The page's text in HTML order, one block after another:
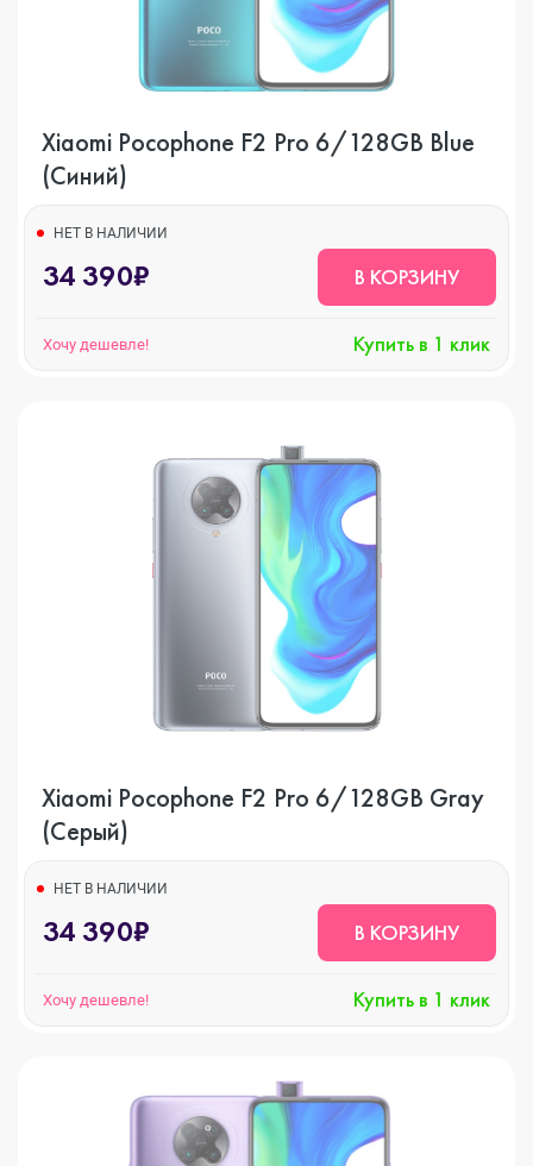
Xiaomi Pocophone F2 Pro 6/128GB Blue
(Синий)
НЕТ В НАЛИЧИИ
34 390₽ В КОРЗИНУ
Хочу дешевле! Купить в 1 клик
Xiaomi Pocophone F2 Pro 6/128GB Gray
(Серый)
НЕТ В НАЛИЧИИ
34 390₽ В КОРЗИНУ
Хочу дешевле! Купить в 1 клик